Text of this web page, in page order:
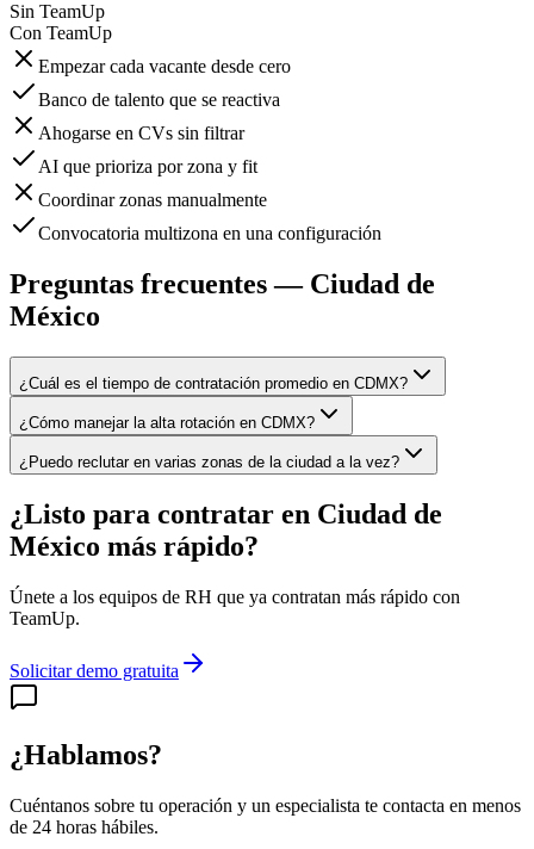
Sin TeamUp
Con TeamUp
Empezar cada vacante desde cero
Banco de talento que se reactiva
Ahogarse en CVs sin filtrar
AI que prioriza por zona y fit
Coordinar zonas manualmente
Convocatoria multizona en una configuración
Preguntas frecuentes — Ciudad de
México
¿Cuál es el tiempo de contratación promedio en CDMX?
¿Cómo manejar la alta rotación en CDMX?
¿Puedo reclutar en varias zonas de la ciudad a la vez?
¿Listo para contratar en Ciudad de
México más rápido?
Únete a los equipos de RH que ya contratan más rápido con
TeamUp.
Solicitar demo gratuita
¿Hablamos?
Cuéntanos sobre tu operación y un especialista te contacta en menos
de 24 horas hábiles.